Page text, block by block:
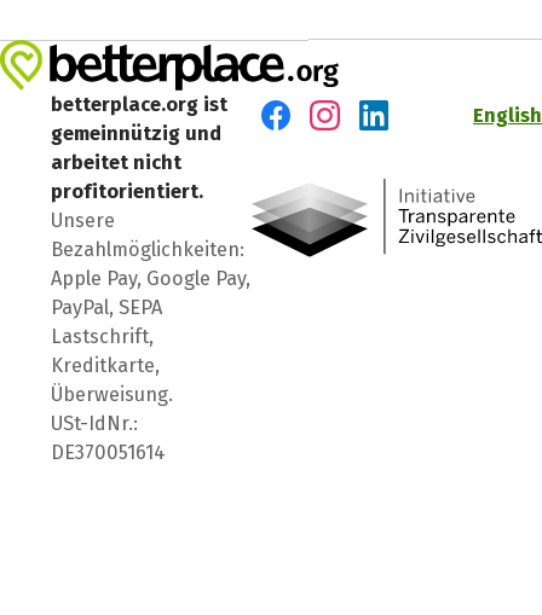
betterplace.org ist
gemeinnützig und
arbeitet nicht
profitorientiert.
Unsere
Bezahlmöglichkeiten:
Apple Pay, Google Pay,
PayPal, SEPA
Lastschrift,
Kreditkarte,
Überweisung.
USt-IdNr.:
DE370051614
English